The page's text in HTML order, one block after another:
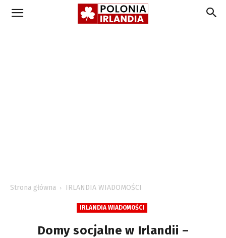
Strona główna IRLANDIA WIADOMOŚCI
IRLANDIA WIADOMOŚCI
Domy socjalne w Irlandii –